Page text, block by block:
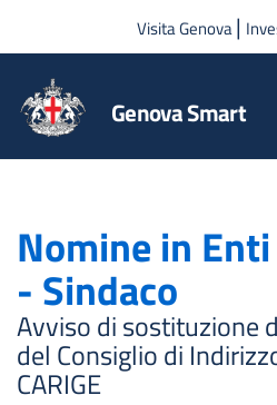
Salta al
Visita Genova|
Genova Smart
Nomine in
- Sindaco
Avviso di sostituzione
del Consiglio di
CARIGE